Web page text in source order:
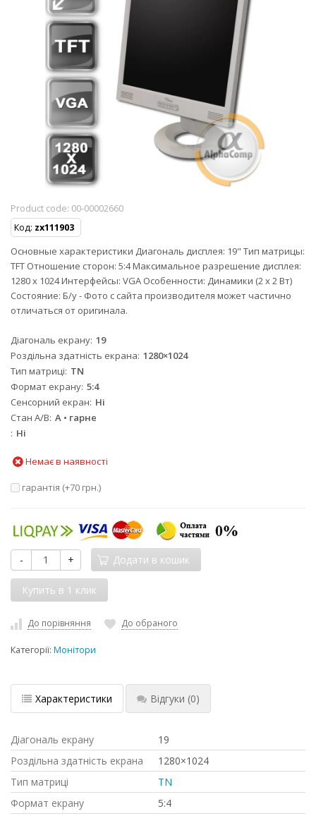
Product code: 00-00002660
Код: zx111903
Основные характеристики Диагональ дисплея: 19" Тип матрицы:
TFT Отношение сторон: 5:4 Максимальное разрешение дисплея:
1280 x 1024 Интерфейсы: VGA Особенности: Динамики (2 x 2 Вт)
Состояние: Б/у - Фото с сайта производителя может частично
отличаться от оригинала.
Діагональ екрану 19
Роздільна здатність екрана 1280×1024
Тип матриці TN
Формат екрану 5:4
Сенсорний екран Ні
Стан A/B A • гарне
Ні
Немає в наявності
гарантія (+70 грн.)
- + Додати в кошик
До порівняння До обраного
Категорії: Монітори
Характеристики Відгуки (0)
Діагональ екрану
19
Роздільна здатність екрана
1280×1024
Тип матриці
TN
Формат екрану
5:4